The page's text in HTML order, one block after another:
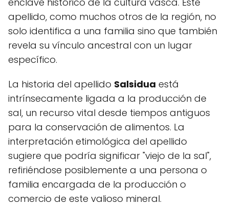
apellido, como muchos otros de la región, no
solo identifica a una familia sino que también
revela su vínculo ancestral con un lugar
específico.
La historia del apellido Salsidua está
intrínsecamente ligada a la producción de
sal, un recurso vital desde tiempos antiguos
para la conservación de alimentos. La
interpretación etimológica del apellido
sugiere que podría significar "viejo de la sal",
refiriéndose posiblemente a una persona o
familia encargada de la producción o
comercio de este valioso mineral.